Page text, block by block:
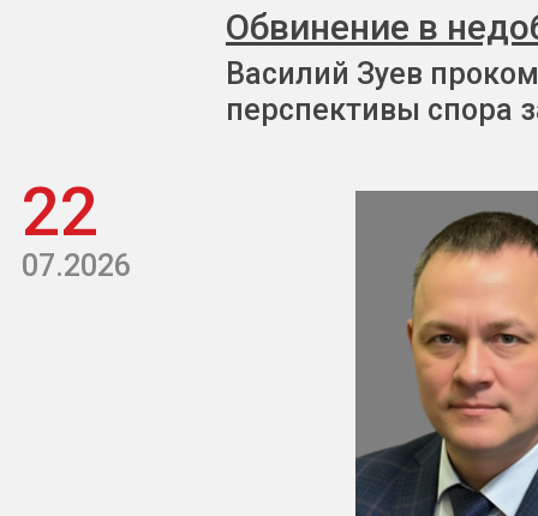
Обвинение в
Василий Зуев
перспективы спора
22
07.2026